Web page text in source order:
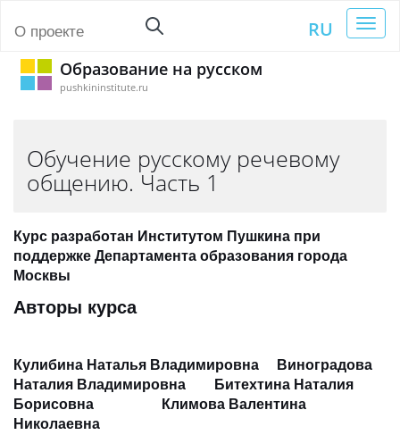
О проекте RU
Образование на русском
pushkininstitute.ru
Обучение русскому речевому
общению. Часть 1
Курс разработан Институтом Пушкина при
поддержке Департамента образования города
Москвы
Авторы курса
Кулибина Наталья Владимировна Виноградова
Наталия Владимировна Битехтина Наталия
Борисовна Климова Валентина
Николаевна